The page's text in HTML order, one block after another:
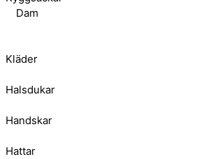
Dam
Kläder
Halsdukar
Handskar
Hattar